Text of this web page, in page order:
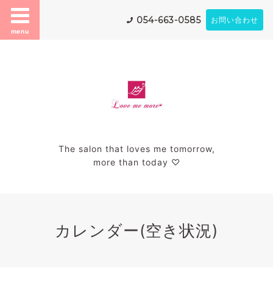
menu
054-663-0585 お問い合わせ
The salon that loves me tomorrow,
more than today ♡
カレンダー(空き状況)